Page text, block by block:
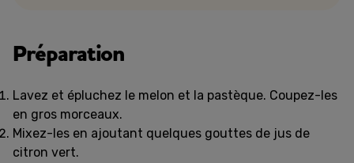
Préparation
Lavez et épluchez le melon et la pastèque. Coupez-les
en gros morceaux.
Mixez-les en ajoutant quelques gouttes de jus de
citron vert.